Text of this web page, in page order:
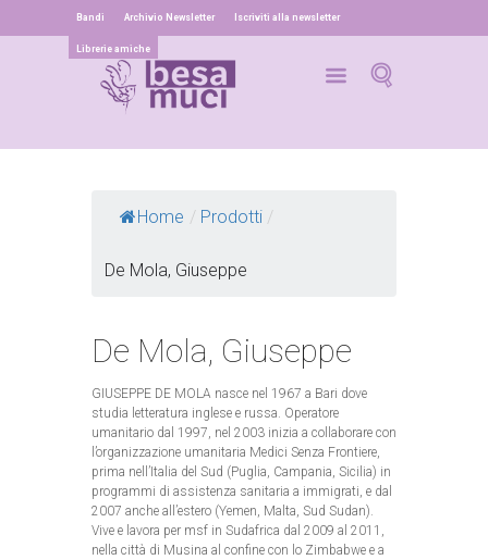
Bandi Archivio Newsletter Iscriviti alla newsletter
Librerie amiche
Home / Prodotti /
De Mola, Giuseppe
De Mola, Giuseppe
GIUSEPPE DE MOLA nasce nel 1967 a Bari dove
studia letteratura inglese e russa. Operatore
umanitario dal 1997, nel 2003 inizia a collaborare con
l’organizzazione umanitaria Medici Senza Frontiere,
prima nell’Italia del Sud (Puglia, Campania, Sicilia) in
programmi di assistenza sanitaria a immigrati, e dal
2007 anche all’estero (Yemen, Malta, Sud Sudan).
Vive e lavora per msf in Sudafrica dal 2009 al 2011,
nella città di Musina al confine con lo Zimbabwe e a